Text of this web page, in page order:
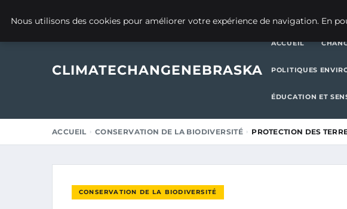
CLIMATECHANGENEBRASKA
ACCUEIL
POLITIQUES
ÉDUCATION ET
ACCUEIL CONSERVATION DE LA BIODIVERSITÉ PROTECTION DES
CONSERVATION DE LA BIODIVERSITÉ
Nous utilisons des cookies pour améliorer votre expérience de navigation. En